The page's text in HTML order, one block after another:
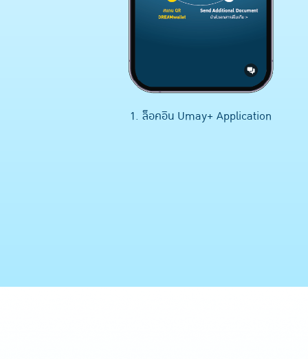
1. ล็อคอิน Umay+ Application